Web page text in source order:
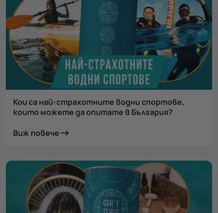
Кои са най-страхотните водни спортове,
които можете да опитате в България?
Виж повече